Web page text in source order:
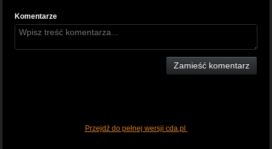
Komentarze
Zamieść komentarz
Przejdź do pełnej wersji cda.pl